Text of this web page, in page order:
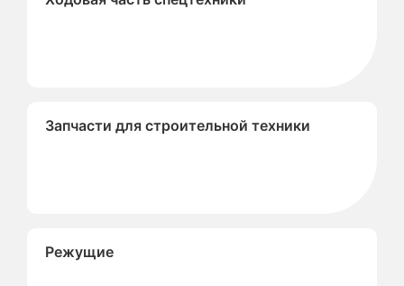
Запчасти для строительной техники
Режущие